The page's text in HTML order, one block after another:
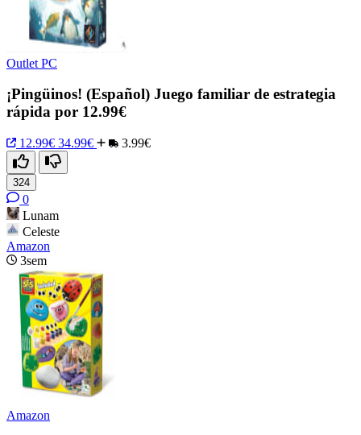
Outlet PC
¡Pingüinos! (Español) Juego familiar de estrategia
rápida por 12.99€
12.99€ 34.99€ 3.99€
324
0
Lunam
Celeste
Amazon
3sem
Amazon